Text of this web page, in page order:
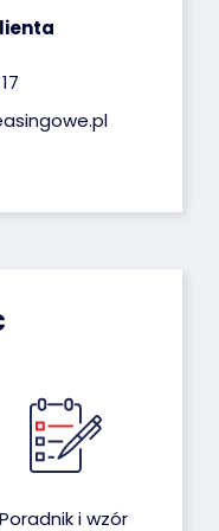
Poradnik i wzór